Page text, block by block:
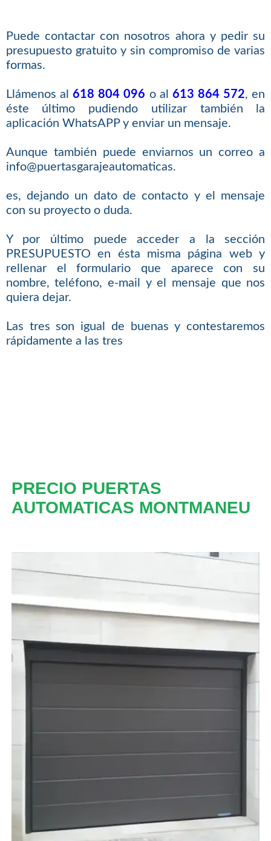
Puede contactar con nosotros ahora y pedir su
presupuesto gratuito y sin compromiso de varias
formas.
Llámenos al618 804 096 o al 613 864 572, en
éste último pudiendo utilizar también la
aplicación WhatsAPP y enviar un mensaje.
Aunque también puede enviarnos un correo a
info@puertasgarajeautomaticas.
es, dejando un dato de contacto y el mensaje
con su proyecto o duda.
Y por último puede acceder a la sección
PRESUPUESTO en ésta misma página web y
rellenar el formulario que aparece con su
nombre, teléfono, e-mail y el mensaje que nos
quiera dejar.
Las tres son igual de buenas y contestaremos
rápidamente a las tres
PRECIO PUERTAS
AUTOMATICAS MONTMANEU